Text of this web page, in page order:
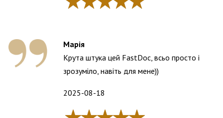
Марія
Крута штука цей FastDoc, всьо просто і
зрозуміло, навіть для мене))
2025-08-18